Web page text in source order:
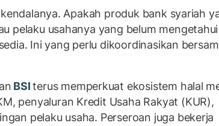
Apakah produk bank syariah
pelaku usahanya yang belum mengetahui
Ini yang perlu dikoordinasikan
BSIterus memperkuat ekosistem halal
penyaluran Kredit Usaha Rakyat (KUR),
pelaku usaha. Perseroan juga bekerja